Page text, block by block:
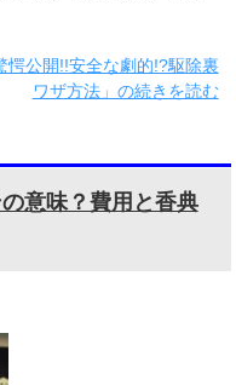
愕公開!!安全な劇的!?駆除裏
ワザ方法」の続きを読む
意味？費用と香典